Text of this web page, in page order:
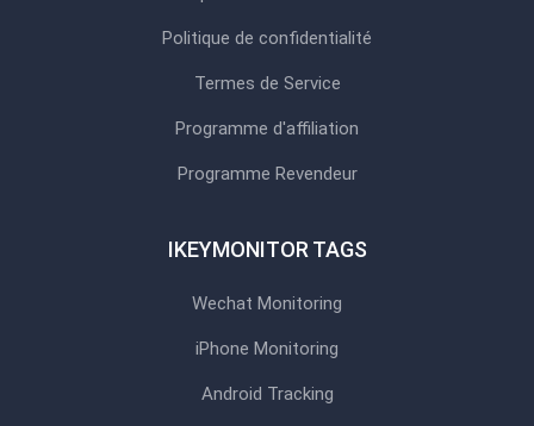
Politique de confidentialité
Termes de Service
Programme d'affiliation
Programme Revendeur
IKEYMONITOR TAGS
Wechat Monitoring
iPhone Monitoring
Android Tracking